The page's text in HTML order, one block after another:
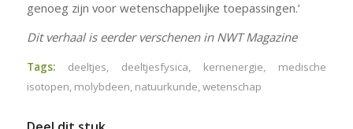
genoeg zijn voor wetenschappelijke toepassingen.’
Dit verhaal is eerder verschenen in NWT Magazine
Tags: deeltjes, deeltjesfysica, kernenergie, medische
isotopen, molybdeen, natuurkunde,wetenschap